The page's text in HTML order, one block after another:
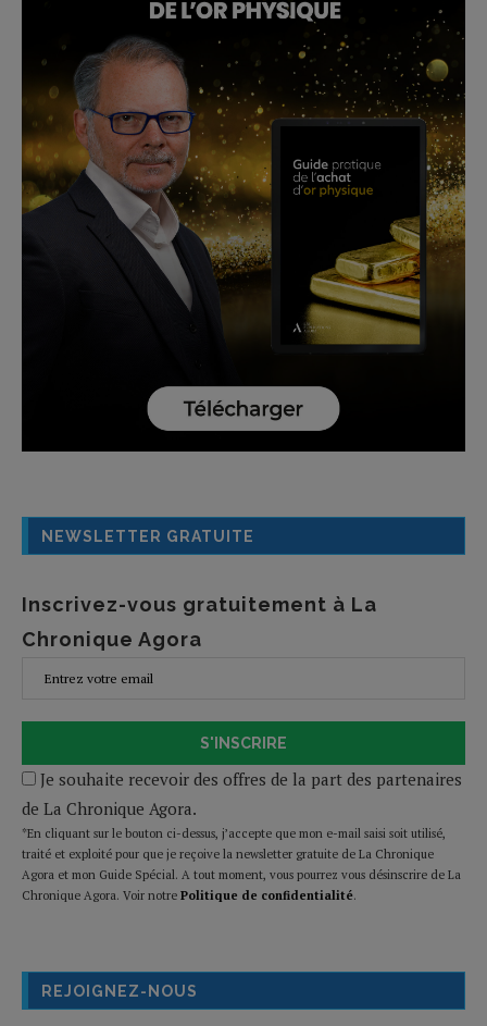
NEWSLETTER GRATUITE
Inscrivez-vous gratuitement à La
Chronique Agora
S'INSCRIRE
Je souhaite recevoir des offres de la part des partenaires
de La Chronique Agora.
*En cliquant sur le bouton ci-dessus, j’accepte que mon e-mail saisi soit utilisé,
traité et exploité pour que je reçoive la newsletter gratuite de La Chronique
Agora et mon Guide Spécial. A tout moment, vous pourrez vous désinscrire de La
Chronique Agora. Voir notre Politique de confidentialité.
REJOIGNEZ-NOUS